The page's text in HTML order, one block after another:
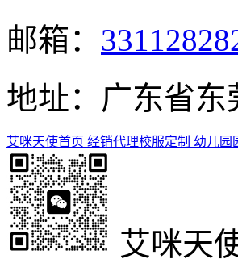
邮箱：
地址：广东省东
艾咪天使首页 经销代理校服定制 幼儿园
艾咪天